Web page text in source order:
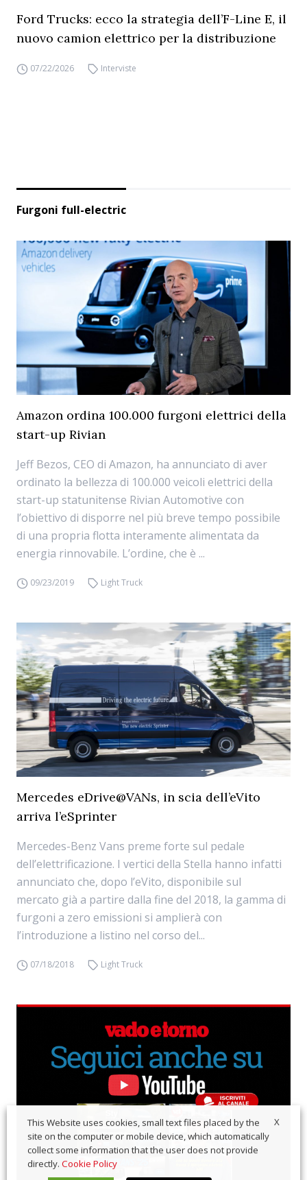
Ford Trucks: ecco la strategia dell’F-Line E, il
nuovo camion elettrico per la distribuzione
07/22/2026 Interviste
Furgoni full-electric
Amazon ordina 100.000 furgoni elettrici della
start-up Rivian
Jeff Bezos, CEO di Amazon, ha annunciato di aver
ordinato la bellezza di 100.000 veicoli elettrici della
start-up statunitense Rivian Automotive con
l’obiettivo di disporre nel più breve tempo possibile
di una propria flotta interamente alimentata da
energia rinnovabile. L’ordine, che è ...
09/23/2019 Light Truck
Mercedes eDrive@VANs, in scia dell’eVito
arriva l’eSprinter
Mercedes-Benz Vans preme forte sul pedale
dell’elettrificazione. I vertici della Stella hanno infatti
annunciato che, dopo l’eVito, disponibile sul
mercato già a partire dalla fine del 2018, la gamma di
furgoni a zero emissioni si amplierà con
l’introduzione a listino nel corso del...
07/18/2018 Light Truck
X
This Website uses cookies, small text files placed by the
site on the computer or mobile device, which automatically
collect some information that the user does not provide
directly. Cookie Policy